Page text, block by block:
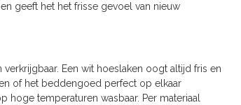
geeft het het frisse gevoel van nieuw
Een wit hoeslaken oogt altijd fris en
of het beddengoed perfect op elkaar
temperaturen wasbaar. Per materiaal